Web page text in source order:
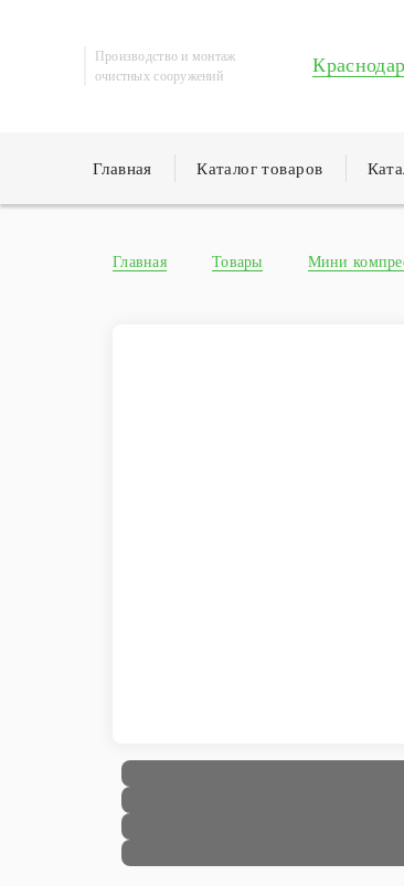
Производство и монтаж
очистных сооружений
Краснодар
Главная Каталог товаров
Главная Товары Мини